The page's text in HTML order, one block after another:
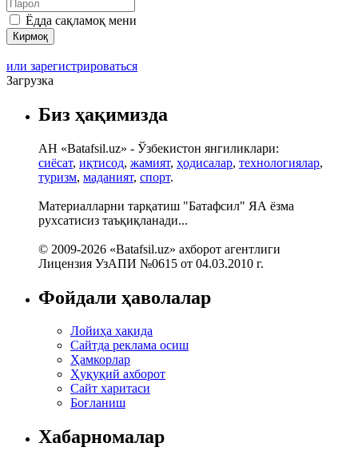
Ёдда сақламоқ мени
или зарегистрироваться
Загрузка
Биз ҳақимизда
АН «Batafsil.uz» - Ўзбекистон янгиликлари:
сиёсат, иқтисод, жамият, ҳодисалар, технологиялар,
туризм, маданият, спорт.
Материалларни тарқатиш "Батафсил" ЯА ёзма
рухсатисиз таъқиқланади...
© 2009-2026 «Batafsil.uz» ахборот агентлиги
Лицензия УзАПИ №0615 от 04.03.2010 г.
Фойдали ҳаволалар
Лойиҳа ҳақида
Сайтда реклама осиш
Ҳамкорлар
Ҳуқуқий ахборот
Сайт харитаси
Боғланиш
Хабарномалар